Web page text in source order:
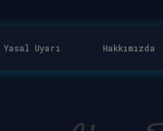
Yasal Uyarı Hakkımızda